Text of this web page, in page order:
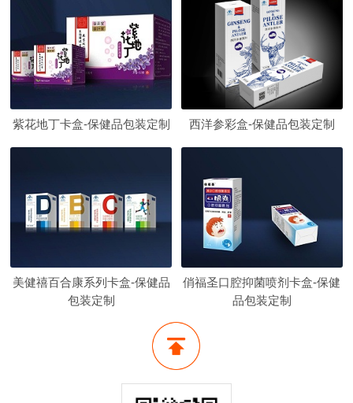
紫花地丁卡盒-保健品包装定制 西洋参彩盒-保健品包装定制
美健禧百合康系列卡盒-保健品
包装定制
俏福圣口腔抑菌喷剂卡盒-保健
品包装定制